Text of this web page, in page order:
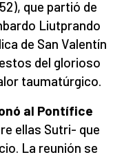
que partió de
Liutprando
de San Valentín
del glorioso
taumatúrgico.
al Pontífice
ellas Sutri- que
La reunión se